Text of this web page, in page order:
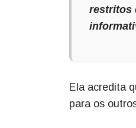
restritos
Ela acredita
para os